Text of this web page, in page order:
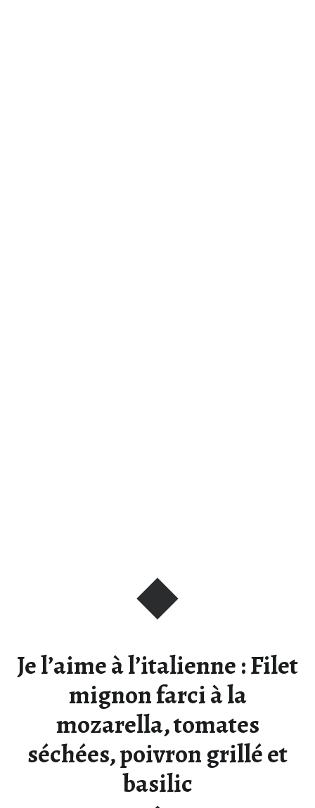
Je l’aime à l’italienne : Filet
mignon farci à la
mozarella, tomates
séchées, poivron grillé et
basilic